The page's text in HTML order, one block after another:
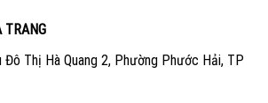
TRANG
Thị Hà Quang 2, Phường Phước Hải, TP